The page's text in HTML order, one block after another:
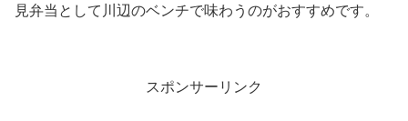
見弁当として川辺のベンチで味わうのがおすすめです。
スポンサーリンク